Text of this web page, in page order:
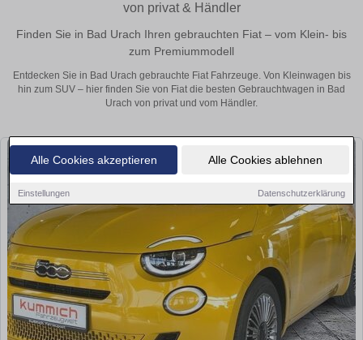
Alle Cookies akzeptieren Alle Cookies ablehnen
Einstellungen Datenschutzerklärung
von privat & Händler
Finden Sie in Bad Urach Ihren gebrauchten Fiat – vom Klein- bis
zum Premiummodell
Entdecken Sie in Bad Urach gebrauchte Fiat Fahrzeuge. Von Kleinwagen bis
hin zum SUV – hier finden Sie von Fiat die besten Gebrauchtwagen in Bad
Urach von privat und vom Händler.